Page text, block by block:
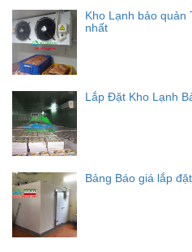
Kho Lạnh bảo quản
nhất
Lắp Đặt Kho Lạnh
Bảng Báo giá lắp